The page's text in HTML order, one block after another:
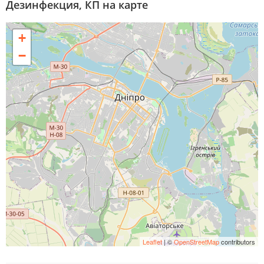
Дезинфекция, КП на карте
+
−
Leaflet| ©OpenStreetMapcontributors